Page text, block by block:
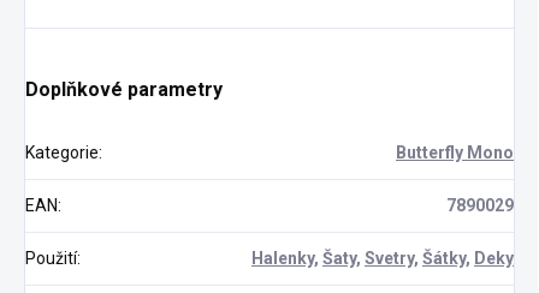
Doplňkové parametry
Kategorie: Butterfly Mono
EAN: 7890029
Použití: Halenky, Šaty, Svetry, Šátky, Deky